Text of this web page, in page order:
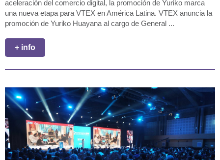
aceleración del comercio digital, la promoción de Yuriko marca
una nueva etapa para VTEX en América Latina. VTEX anuncia la
promoción de Yuriko Huayana al cargo de General ...
+ info